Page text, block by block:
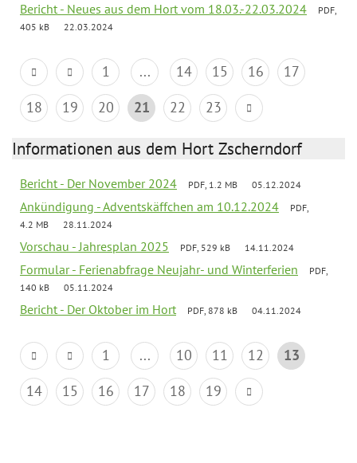
Bericht - Neues aus dem Hort vom 18.03.-22.03.2024
PDF,
405 kB
22.03.2024
1 ... 14 15 16
17
18
19 20 21 22 23
Informationen aus dem Hort Zscherndorf
Bericht - Der November 2024 PDF, 1.2 MB 05.12.2024
Ankündigung - Adventskäffchen am 10.12.2024
PDF,
4.2 MB
28.11.2024
Vorschau - Jahresplan 2025 PDF, 529 kB 14.11.2024
Formular - Ferienabfrage Neujahr- und Winterferien
PDF,
140 kB
05.11.2024
Bericht - Der Oktober im Hort PDF, 878 kB 04.11.2024
1 ... 10 11 12
13
14
15 16 17 18 19